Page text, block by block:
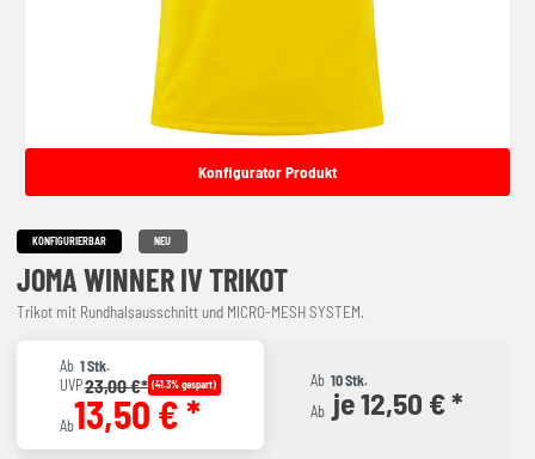
Konfigurator Produkt
KONFIGURIERBAR NEU
JOMA WINNER IV TRIKOT
Trikot mit Rundhalsausschnitt und MICRO-MESH SYSTEM.
Ab 1 Stk.
UVP23,00 €* (41.3% gespart)
Ab13,50 € *
Ab 10 Stk.
Ab je 12,50 € *